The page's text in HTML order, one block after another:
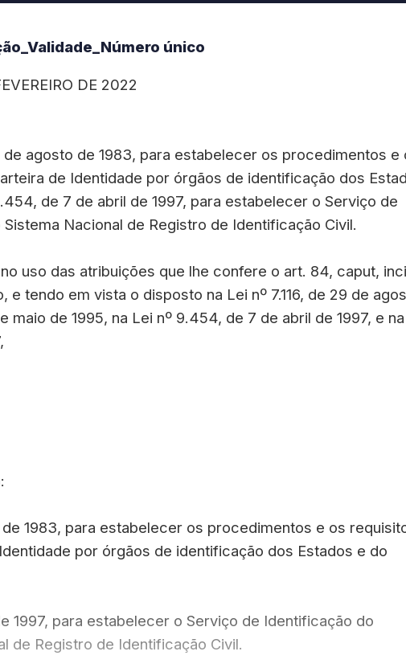
único
DE 2022
de agosto de 1983, para estabelecer os procedimentos e
de Identidade por órgãos de identificação dos
de 7 de abril de 1997, para estabelecer o Serviço de
Nacional de Registro de Identificação Civil.
no uso das atribuições que lhe confere o art. 84, caput,
e tendo em vista o disposto na Lei nº 7.116, de 29 de
maio de 1995, na Lei nº 9.454, de 7 de abril de 1997, e
de 1983, para estabelecer os procedimentos e os
por órgãos de identificação dos Estados e do
1997, para estabelecer o Serviço de Identificação do
de Registro de Identificação Civil.